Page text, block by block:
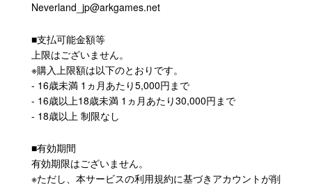
Neverland_jp@arkgames.net
■支払可能金額等
上限はございません。
※購入上限額は以下のとおりです。
- 16歳未満 1ヵ月あたり5,000円まで
- 16歳以上18歳未満 1ヵ月あたり30,000円まで
- 18歳以上 制限なし
■有効期間
有効期限はございません。
※ただし、本サービスの利用規約に基づきアカウントが削